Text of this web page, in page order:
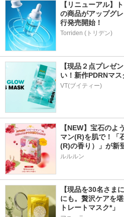
【リニューアル】
の商品がアップグ
行発売開始！
Torriden (トリデン)
【現品２点プレゼ
い！新作PDRNマ
VT(ブイティー)
【NEW】宝石のよ
マン(R)を肌で！「
(R)の香り）」が新
ルルルン
【現品を30名さま
にも。贅沢ケアを
トレートマスク*」